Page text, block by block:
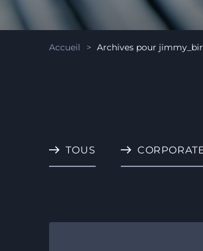
Accueil > Archives pour
TOUS